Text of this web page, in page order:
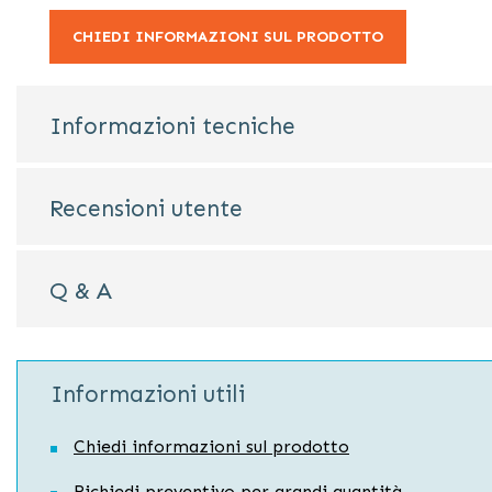
CHIEDI INFORMAZIONI SUL PRODOTTO
Informazioni tecniche
Recensioni utente
Q & A
Informazioni utili
Chiedi informazioni sul prodotto